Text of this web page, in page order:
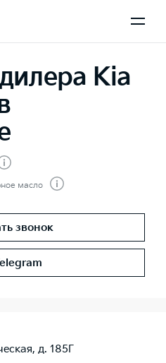
Kia
масло
звонок
д. 185Г